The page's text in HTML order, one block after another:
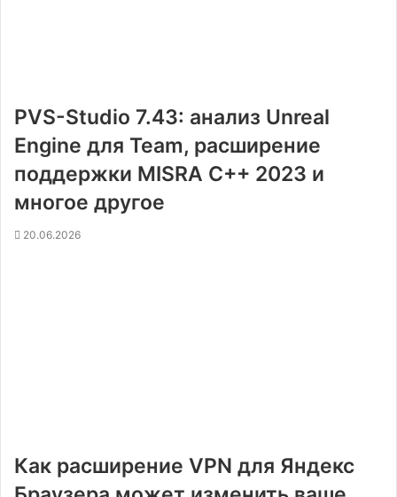
PVS-Studio 7.43: анализ Unreal
Engine для Team, расширение
поддержки MISRA C++ 2023 и
многое другое
20.06.2026
Как расширение VPN для Яндекс